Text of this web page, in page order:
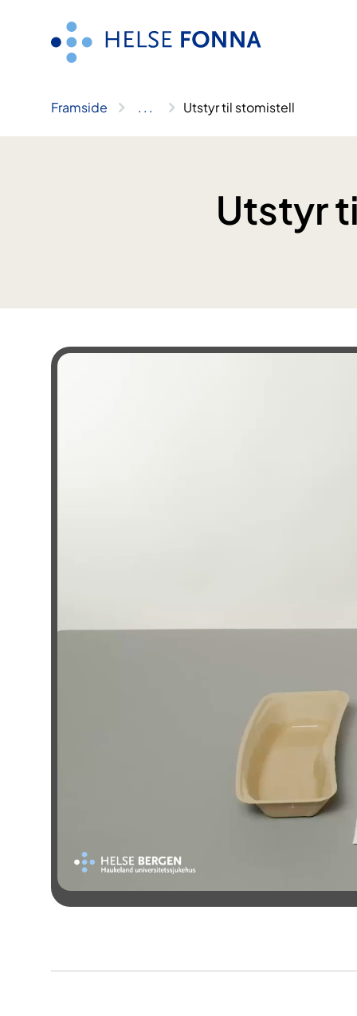
Framside .. . Utstyr til stomistell
Utstyr